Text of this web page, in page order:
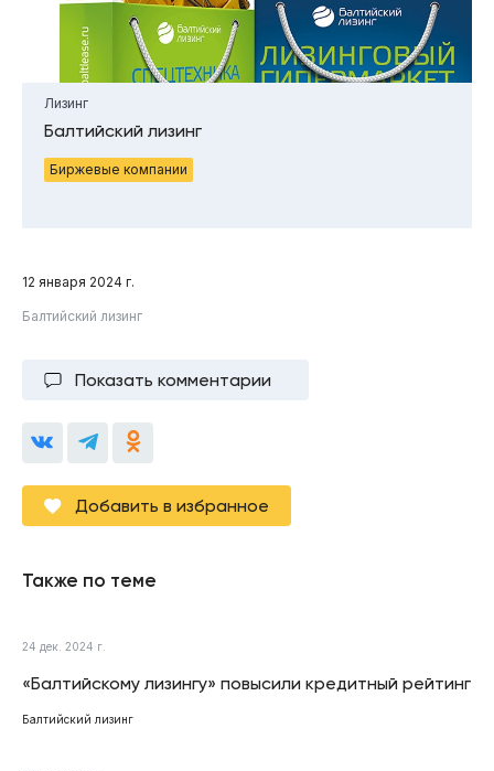
Лизинг
Балтийский лизинг
Биржевые компании
12 января 2024 г.
Балтийский лизинг
Показать комментарии
Добавить в избранное
Также по теме
24 дек. 2024 г.
«Балтийскому лизингу» повысили кредитный рейтинг
Балтийский лизинг